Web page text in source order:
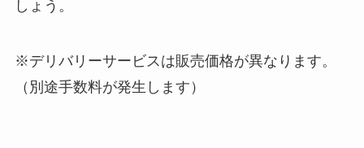
しょう。
※デリバリーサービスは販売価格が異なります。
（別途手数料が発生します）